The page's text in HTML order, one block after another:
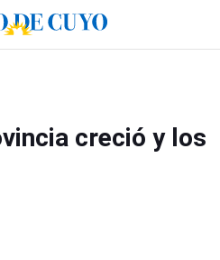
creció y los